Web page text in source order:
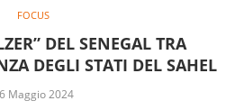
FOCUS
DEL SENEGAL TRA
DEGLI STATI DEL SAHEL
Maggio 2024